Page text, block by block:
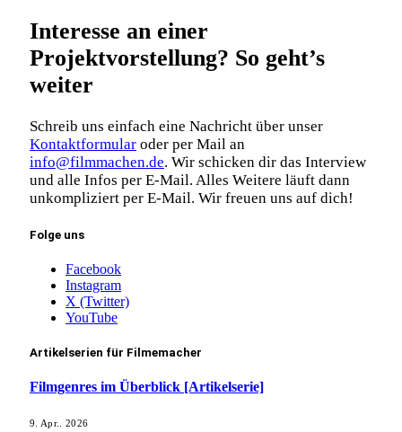
Interesse an einer
Projektvorstellung? So geht’s
weiter
Schreib uns einfach eine Nachricht über unser
Kontaktformular oder per Mail an
info@filmmachen.de. Wir schicken dir das Interview
und alle Infos per E-Mail. Alles Weitere läuft dann
unkompliziert per E-Mail. Wir freuen uns auf dich!
Folge uns
Facebook
Instagram
X (Twitter)
YouTube
Artikelserien für Filmemacher
Filmgenres im Überblick [Artikelserie]
9. Apr.. 2026